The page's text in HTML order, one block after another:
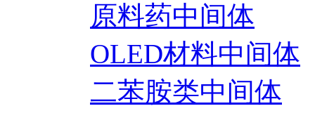
原料药中间体
OLED材料中间体
二苯胺类中间体